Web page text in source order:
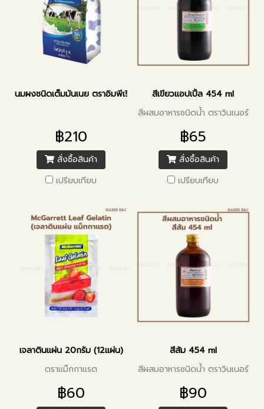
นมผงชนิดเต็มมันเนย ตราอิมพีเรียล 1 กิโลกรัม
฿210
สั่งซื้อสินค้า
เปรียบเทียบ
สีเขียวแอปเปิ้ล 454 ml
สีผสมอาหารชนิดน้ำ ตราวินเนอร์
฿65
สั่งซื้อสินค้า
เปรียบเทียบ
เจลาตินแผ่น 20กรัม (12แผ่น)
ตราแม็กกาแรต
฿60
สีส้ม 454 ml
สีผสมอาหารชนิดน้ำ ตราวินเนอร์
฿90